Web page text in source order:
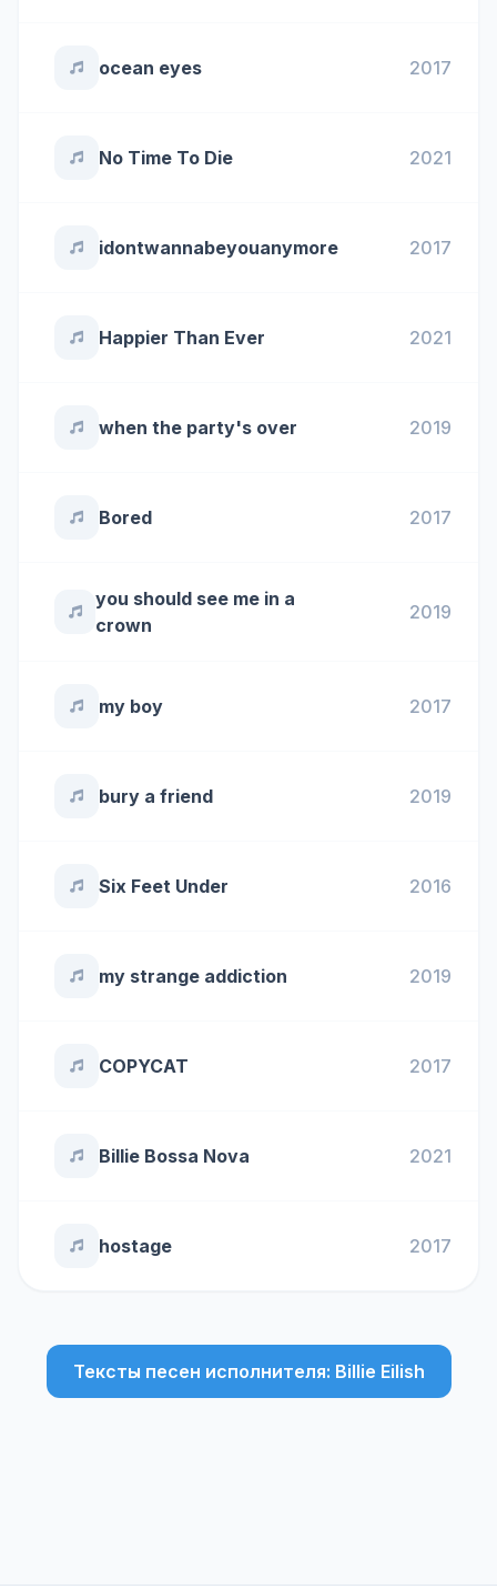
ocean eyes 2017
No Time To Die 2021
idontwannabeyouanymore 2017
Happier Than Ever 2021
when the party's over 2019
Bored 2017
you should see me in a
crown
2019
my boy 2017
bury a friend 2019
Six Feet Under 2016
my strange addiction 2019
COPYCAT 2017
Billie Bossa Nova 2021
hostage 2017
Тексты песен исполнителя: Billie Eilish